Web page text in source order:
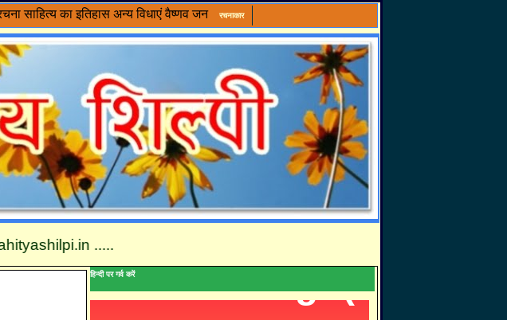
साहित्य का इतिहास अन्य विधाएं वैष्णव जन रचनाकार
.....
हिन्दी पर गर्व करें